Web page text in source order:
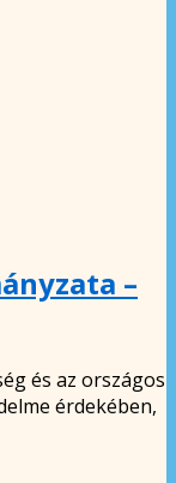
–
és az országos
érdekében,